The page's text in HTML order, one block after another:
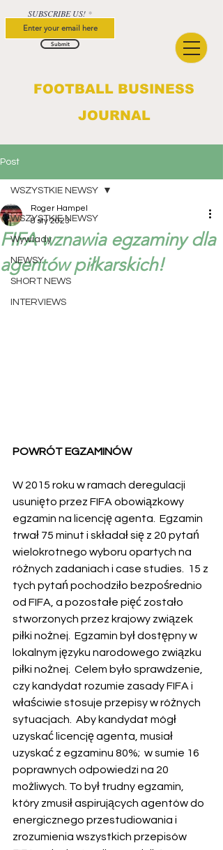
FOOTBALL BUSINESS
JOURNAL
SUBSCRIBE US!
Submit
Post
WSZYSTKIE NEWSY
Wywiady
NEWSY
SHORT NEWS
INTERVIEWS
WSZYSTKIE NEWSY
FIFA wznawia egzaminy dla
agentów piłkarskich!
Roger Hampel
8 sty 2023
POWRÓT EGZAMINÓW
W 2015 roku w ramach deregulacji
usunięto przez FIFA obowiązkowy
egzamin na licencję agenta.  Egzamin
trwał 75 minut i składał się z 20 pytań
wielokrotnego wyboru opartych na
różnych zadaniach i case studies.  15 z
tych pytań pochodziło bezpośrednio
od FIFA, a pozostałe pięć zostało
stworzonych przez krajowy związek
piłki nożnej.  Egzamin był dostępny w
lokalnym języku narodowego związku
piłki nożnej.  Celem było sprawdzenie,
czy kandydat rozumie zasady FIFA i
właściwie stosuje przepisy w różnych
sytuacjach.  Aby kandydat mógł
uzyskać licencję agenta, musiał
uzyskać z egzaminu 80%;  w sumie 16
poprawnych odpowiedzi na 20
możliwych. To był trudny egzamin,
który zmusił aspirujących agentów do
energicznego przestudiowania i
zrozumienia wszystkich przepisów